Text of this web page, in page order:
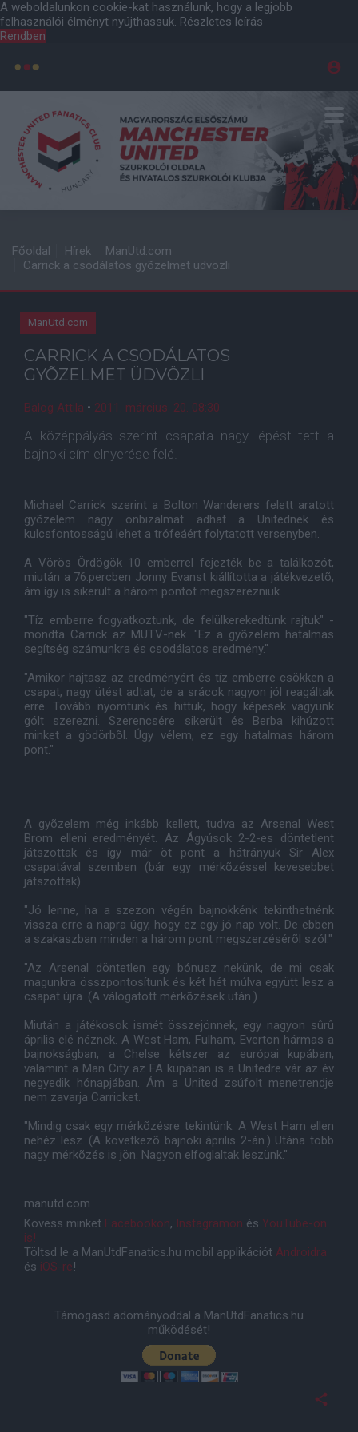
A weboldalunkon cookie-kat használunk, hogy a legjobb
felhasználói élményt nyújthassuk. Részletes leírás
Rendben
Főoldal Hírek
ManUtd.com
Carrick a csodálatos gyõzelmet üdvözli
ManUtd.com
CARRICK A CSODÁLATOS
GYÕZELMET ÜDVÖZLI
Balog Attila • 2011. március. 20. 08:30
A középpályás szerint csapata nagy lépést tett a
bajnoki cím elnyerése felé.
Michael Carrick szerint a Bolton Wanderers felett aratott
gyõzelem nagy önbizalmat adhat a Unitednek és
kulcsfontosságú lehet a trófeáért folytatott versenyben.
A Vörös Ördögök 10 emberrel fejezték be a találkozót,
miután a 76.percben Jonny Evanst kiállította a játékvezetõ,
ám így is sikerült a három pontot megszerezniük.
"Tíz emberre fogyatkoztunk, de felülkerekedtünk rajtuk" -
mondta Carrick az MUTV-nek. "Ez a gyõzelem hatalmas
segítség számunkra és csodálatos eredmény."
"Amikor hajtasz az eredményért és tíz emberre csökken a
csapat, nagy ütést adtat, de a srácok nagyon jól reagáltak
erre. Tovább nyomtunk és hittük, hogy képesek vagyunk
gólt szerezni. Szerencsére sikerült és Berba kihúzott
minket a gödörbõl. Úgy vélem, ez egy hatalmas három
pont."
A gyõzelem még inkább kellett, tudva az Arsenal West
Brom elleni eredményét. Az Ágyúsok 2-2-es döntetlent
játszottak és így már öt pont a hátrányuk Sir Alex
csapatával szemben (bár egy mérkõzéssel kevesebbet
játszottak).
"Jó lenne, ha a szezon végén bajnokkénk tekinthetnénk
vissza erre a napra úgy, hogy ez egy jó nap volt. De ebben
a szakaszban minden a három pont megszerzésérõl szól."
"Az Arsenal döntetlen egy bónusz nekünk, de mi csak
magunkra összpontosítunk és két hét múlva együtt lesz a
csapat újra. (A válogatott mérkõzések után.)
Miután a játékosok ismét összejönnek, egy nagyon sûrû
április elé néznek. A West Ham, Fulham, Everton hármas a
bajnokságban, a Chelse kétszer az európai kupában,
valamint a Man City az FA kupában is a Unitedre vár az év
negyedik hónapjában. Ám a United zsúfolt menetrendje
nem zavarja Carricket.
"Mindig csak egy mérkõzésre tekintünk. A West Ham ellen
nehéz lesz. (A következõ bajnoki április 2-án.) Utána több
nagy mérkõzés is jön. Nagyon elfoglaltak leszünk."
manutd.com
Kövess minket Facebookon, Instagramon és YouTube-on
is!
Töltsd le a ManUtdFanatics.hu mobil applikációt Androidra
és iOS-re!
Támogasd adományoddal a ManUtdFanatics.hu
működését!